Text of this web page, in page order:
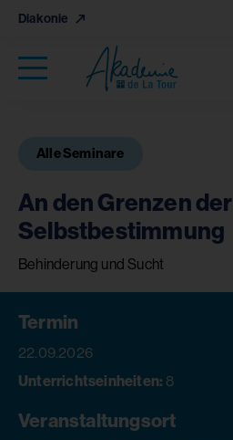
Diakonie
Alle Seminare
An den Grenzen der
Selbstbestimmung
Behinderung und Sucht
Termin
22.09.2026
Unterrichtseinheiten: 8
Veranstaltungsort